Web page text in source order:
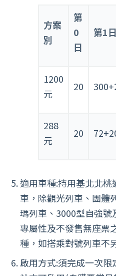
方案
別
第
0
日
第1日
1200
元
20
288
元
20
適用車種:持用基北北
車，除觀光列車、團體
瑪列車、3000型自強
專屬性及不發售無座票
種，如搭乘對號列車不
啟用方式:須完成一次